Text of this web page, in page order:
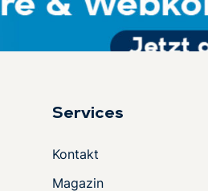
Services
Kontakt
Magazin